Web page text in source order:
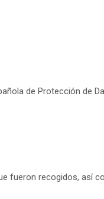
de Protección de
fueron recogidos, así